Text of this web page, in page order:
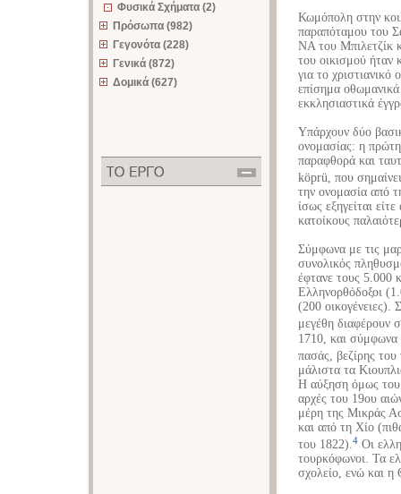
Φυσικά Σχήματα (2)
Πρόσωπα (982)
Γεγονότα (228)
Γενικά (872)
Δομικά (627)
Κωμόπολη στην
παραπόταμου του
ΝΑ του Μπιλετζίκ
του οικισμού ήταν
για το χριστιανικό
επίσημα
εκκλησιαστικά
Υπάρχουν δύο
ονομασίας: η
παραφθορά και
köprü, που
την ονομασία από
ίσως εξηγείται
κατοίκους
Σύμφωνα με τις
συνολικός
έφτανε τους 5.000
Ελληνορθόδοξοι
(200
μεγέθη διαφέρουν
1710, και
πασάς, βεζίρης
μάλιστα τα
Η αύξηση όμως του
αρχές του 19ου
μέρη της Μικράς
και από τη Χίο
του 1822).4 Οι
τουρκόφωνοι. Τα
σχολείο, ενώ και η